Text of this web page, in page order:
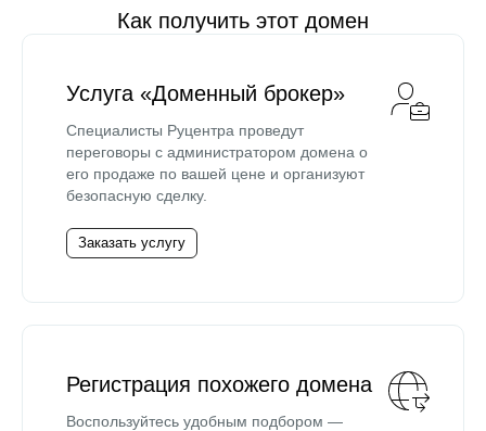
Как получить этот домен
Услуга «Доменный брокер»
Специалисты Руцентра проведут
переговоры с администратором домена о
его продаже по вашей цене и организуют
безопасную сделку.
Заказать услугу
Регистрация похожего домена
Воспользуйтесь удобным подбором —